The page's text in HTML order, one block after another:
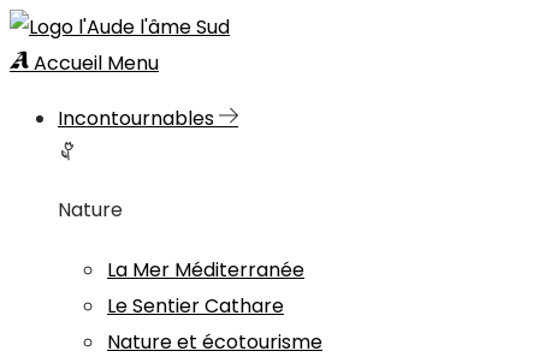
Accueil Menu
Incontournables
Nature
La Mer Méditerranée
Le Sentier Cathare
Nature et écotourisme